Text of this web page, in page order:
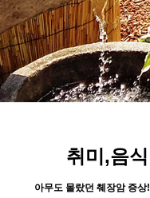
행사달력
질문/답변게시판
취미,음식
아무도 몰랐던 췌장암 증